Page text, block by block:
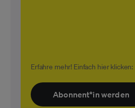
Erfahre mehr! Einfach hier klicken:
Abonnent*in werden